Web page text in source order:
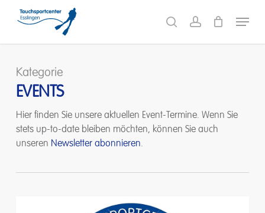
main
searchaccount
Menu
Kategorie
EVENTS
Hier finden Sie unsere aktuellen Event-Termine. Wenn Sie
stets up-to-date bleiben möchten, können Sie auch
unseren Newsletter abonnieren.